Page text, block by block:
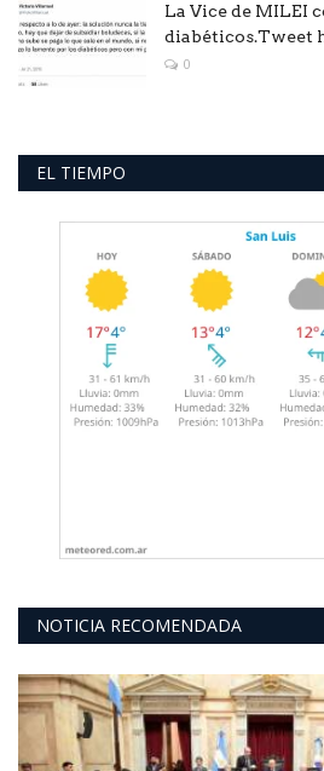
La Vice de MILEI
diabéticos.Tweet
0
EL TIEMPO
NOTICIA RECOMENDADA